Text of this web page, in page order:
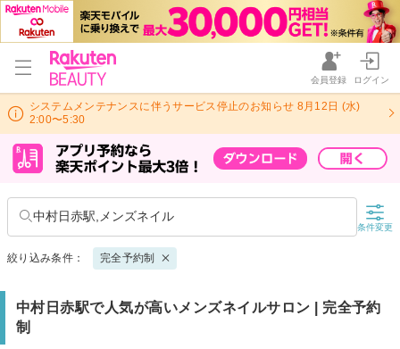
会員登録 ログイン
システムメンテナンスに伴うサービス停止のお知らせ 8月12日 (水)
2:00〜5:30
中村日赤駅,メンズネイル
条件変更
絞り込み条件： 完全予約制
中村日赤駅で人気が高いメンズネイルサロン | 完全予約
制